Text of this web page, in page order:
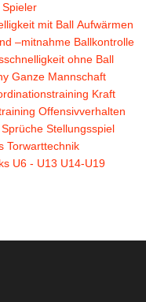
Spieler
mit Ball Aufwärmen
–mitnahme Ballkontrolle
ohne Ball
Ganze Mannschaft
Kraft
Offensivverhalten
Sprüche Stellungsspiel
Torwarttechnik
U6 - U13 U14-U19